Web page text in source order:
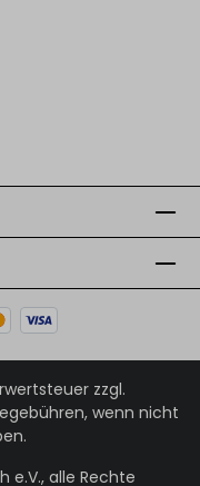
zzgl.
wenn nicht
e.V., alle Rechte